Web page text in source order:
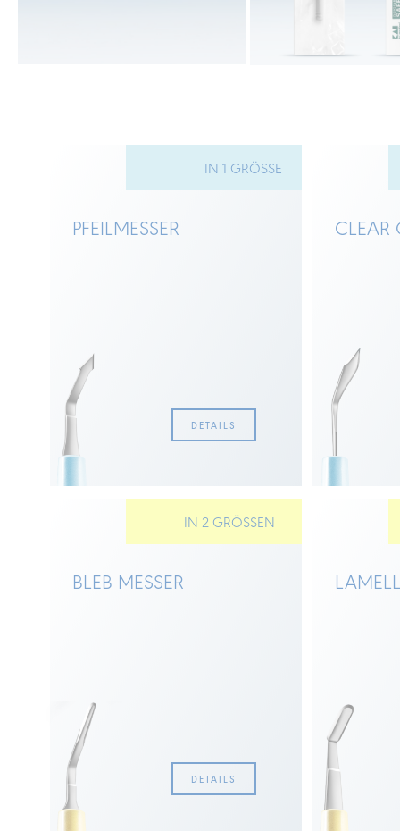
IN 1 GRÖSSE
PFEILMESSER
DETAILS
IN 2 GRÖSSEN
BLEB MESSER
DETAILS
CLEAR